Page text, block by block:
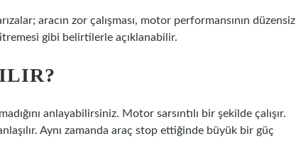
aracın zor çalışması, motor performansının düzensiz
gibi belirtilerle açıklanabilir.
anlayabilirsiniz. Motor sarsıntılı bir şekilde çalışır.
Aynı zamanda araç stop ettiğinde büyük bir güç